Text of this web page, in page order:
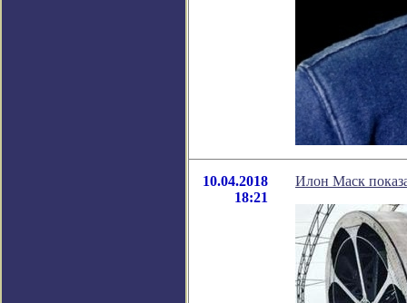
10.04.2018
18:21
Илон Маск